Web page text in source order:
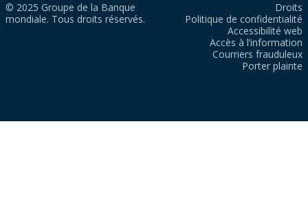
© 2025 Groupe de la Banque
mondiale. Tous droits réservés.
Droits
Politique de confidentialité
Accessibilité web
Accès à l’information
Courriers frauduleux
Porter plainte